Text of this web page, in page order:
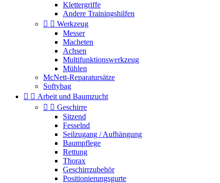
Klettergriffe
Andere Trainingshilfen
  Werkzeug
Messer
Macheten
Achsen
Multifunktionswerkzeug
Mühlen
McNett-Reparatursätze
Softybag
  Arbeit und Baumzucht
  Geschirre
Sitzend
Fesselnd
Seilzugang / Aufhängung
Baumpflege
Rettung
Thorax
Geschirrzubehör
Positionierungsgurte